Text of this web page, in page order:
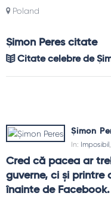
Poland
Șimon Peres citate
Citate celebre de
Șimon
In: Imposibil,
Cred că pacea ar
guverne, ci şi printre
înainte de Facebook.